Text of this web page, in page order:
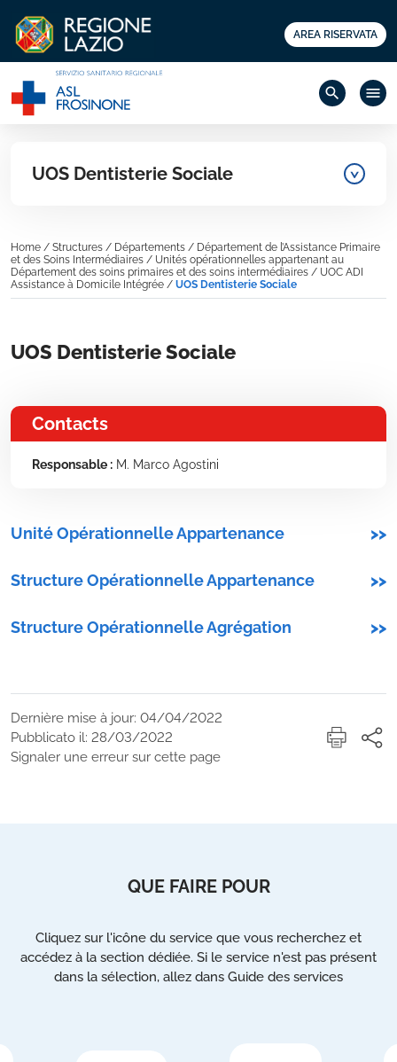
AREA RISERVATA
search menu
UOS Dentisterie Sociale
Home / Structures / Départements / Département de l’Assistance Primaire
et des Soins Intermédiaires / Unités opérationnelles appartenant au
Département des soins primaires et des soins intermédiaires / UOC ADI
Assistance à Domicile Intégrée / UOS Dentisterie Sociale
UOS Dentisterie Sociale
Contacts
Responsable : M. Marco Agostini
Unité Opérationnelle Appartenance >>
Structure Opérationnelle Appartenance >>
Structure Opérationnelle Agrégation >>
Dernière mise à jour: 04/04/2022
Pubblicato il: 28/03/2022
Signaler une erreur sur cette page
QUE FAIRE POUR
Cliquez sur l'icône du service que vous recherchez et
accédez à la section dédiée. Si le service n'est pas présent
dans la sélection, allez dans Guide des services